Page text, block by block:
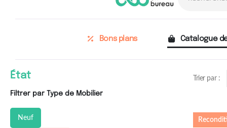
Bons plans Catalogue
Trier par :
État
Filtrer par Type de Mobilier
Neuf